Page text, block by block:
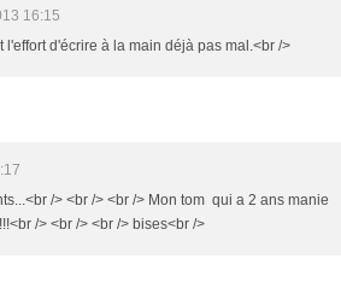
16:15
l'effort d'écrire à la main déjà pas mal.<br />
/> <br /> <br /> Mon tom qui a 2 ans manie
/> <br /> <br /> bises<br />